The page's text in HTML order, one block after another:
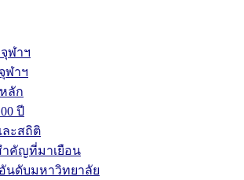
ฬาฯ
ฬาฯ
ลัก
ปี
ะสถิติ
คัญที่มาเยือน
นดับมหาวิทยาลัย